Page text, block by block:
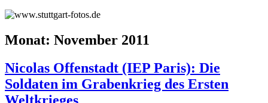
Monat: November 2011
Nicolas Offenstadt (IEP Paris): Die
Soldaten im Grabenkrieg des Ersten